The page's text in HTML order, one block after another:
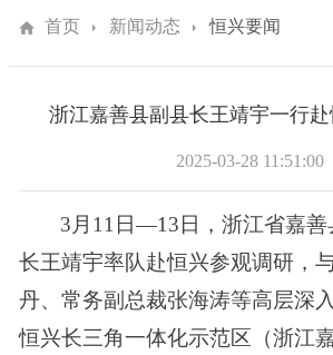
首页 新闻动态 恒兴要闻
浙江嘉善县副县长王靖宇一行
2025-03-28 11:51:00
3月11日—13日，浙江省嘉善
长王靖宇率队赴恒兴参观调研，
丹、常务副总裁张海涛等高层深
恒兴长三角一体化示范区（浙江